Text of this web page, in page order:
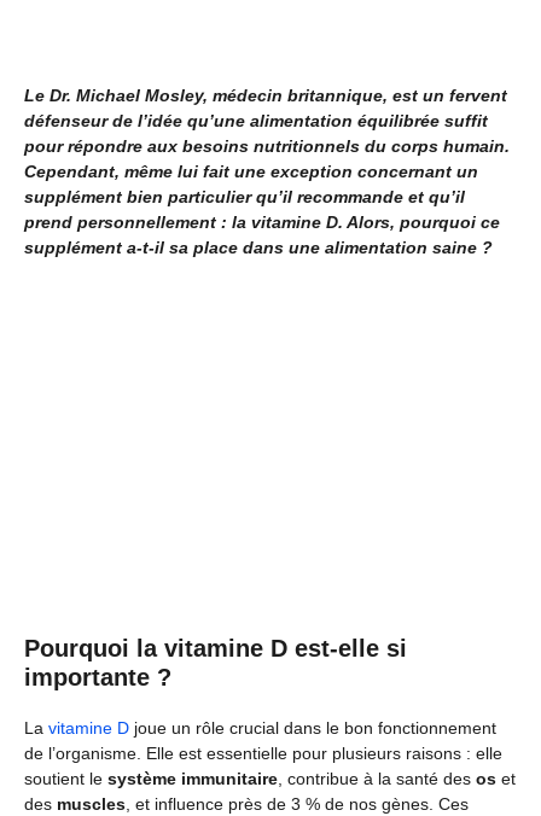
Le Dr. Michael Mosley, médecin britannique, est un fervent
défenseur de l’idée qu’une alimentation équilibrée suffit
pour répondre aux besoins nutritionnels du corps humain.
Cependant, même lui fait une exception concernant un
supplément bien particulier qu’il recommande et qu’il
prend personnellement : la vitamine D. Alors, pourquoi ce
supplément a-t-il sa place dans une alimentation saine ?
Pourquoi la vitamine D est-elle si
importante ?
La vitamine D joue un rôle crucial dans le bon fonctionnement
de l’organisme. Elle est essentielle pour plusieurs raisons : elle
soutient le système immunitaire, contribue à la santé des os et
des muscles, et influence près de 3 % de nos gènes. Ces